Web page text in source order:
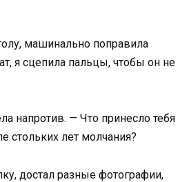
машинально поправила
я сцепила пальцы, чтобы он не
напротив. — Что принесло тебя
стольких лет молчания?
достал разные фотографии,